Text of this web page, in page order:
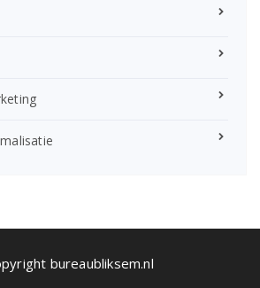
bureaubliksem.nl